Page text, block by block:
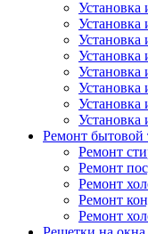
Установка
Установка
Установка
Установка
Установка
Установка
Ремонт бытовой
Ремонт
Ремонт
Ремонт
Ремонт
Ремонт